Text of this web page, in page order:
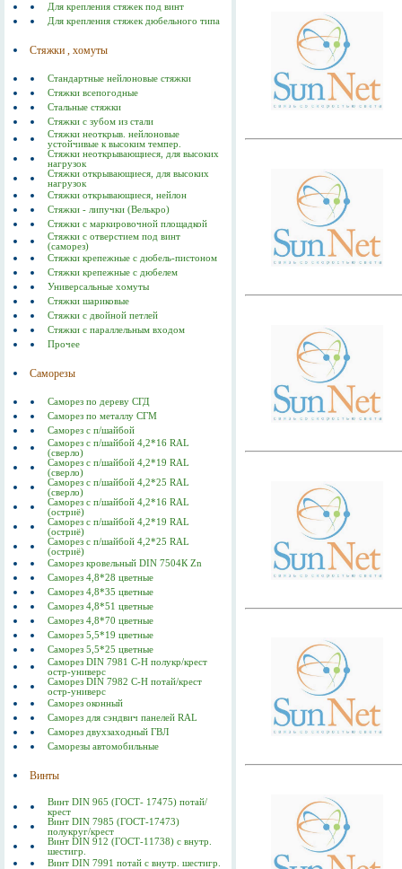
Для крепления стяжек под винт
Для крепления стяжек дюбельного типа
Стяжки , хомуты
Стандартные нейлоновые стяжки
Стяжки всепогодные
Стальные стяжки
Cтяжки с зубом из стали
Стяжки неоткрыв. нейлоновые
устойчивые к высоким темпер.
Стяжки неоткрывающиеся, для высоких
нагрузок
Стяжки открывающиеся, для высоких
нагрузок
Стяжки открывающиеся, нейлон
Стяжки - липучки (Велькро)
Стяжки с маркировочной площадкой
Стяжки с отверстием под винт
(саморез)
Стяжки крепежные с дюбель-пистоном
Стяжки крепежные с дюбелем
Универсальные хомуты
Стяжки шариковые
Стяжки с двойной петлей
Стяжки с параллельным входом
Прочее
Саморезы
Саморез по дереву СГД
Саморез по металлу СГМ
Саморез с п/шайбой
Саморез с п/шайбой 4,2*16 RAL
(сверло)
Саморез с п/шайбой 4,2*19 RAL
(сверло)
Саморез с п/шайбой 4,2*25 RAL
(сверло)
Саморез с п/шайбой 4,2*16 RAL
(остриё)
Саморез с п/шайбой 4,2*19 RAL
(остриё)
Саморез с п/шайбой 4,2*25 RAL
(остриё)
Саморез кровельный DIN 7504К Zn
Саморез 4,8*28 цветные
Саморез 4,8*35 цветные
Саморез 4,8*51 цветные
Саморез 4,8*70 цветные
Саморез 5,5*19 цветные
Саморез 5,5*25 цветные
Саморез DIN 7981 C-Н полукр/крест
остр-универс
Саморез DIN 7982 C-Н потай/крест
остр-универс
Саморез оконный
Саморез для сэндвич панелей RAL
Саморез двухзаходный ГВЛ
Саморезы автомобильные
Винты
Винт DIN 965 (ГОСТ- 17475) потай/
крест
Винт DIN 7985 (ГОСТ-17473)
полукруг/крест
Винт DIN 912 (ГОСТ-11738) с внутр.
шестигр.
Винт DIN 7991 потай с внутр. шестигр.